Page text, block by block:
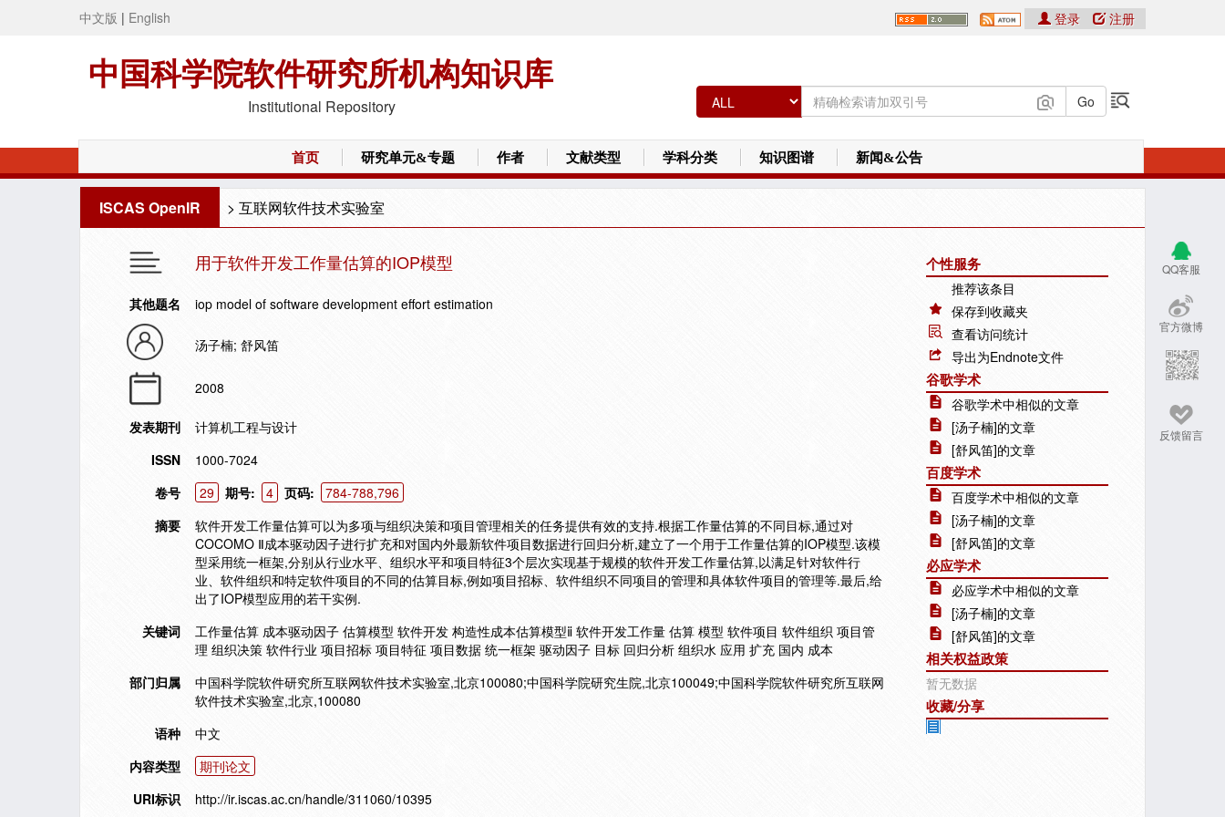
中文版 | English
中国科学院软件研究所机构知识库
Institutional Repository
登录 注册
首页 研究单元&专题 作者 文献类型 学科分类 知识图谱 新闻&公告
ISCAS OpenIR > 互联网软件技术实验室
QQ客服
官方微博
反馈留言
用于软件开发工作量估算的IOP模型
其他题名 iop model of software development effort estimation
汤子楠; 舒风笛
2008
发表期刊
计算机工程与设计
ISSN
1000-7024
卷号
29 期号: 4 页码:
784-788,796
摘要
软件开发工作量估算可以为多项与组织决策和项目管理相关的任务提供有效的支持.根据工作量估算的不同目标,通过对
COCOMO Ⅱ成本驱动因子进行扩充和对国内外最新软件项目数据进行回归分析,建立了一个用于工作量估算的IOP模型.该模
型采用统一框架,分别从行业水平、组织水平和项目特征3个层次实现基于规模的软件开发工作量估算,以满足针对软件行
业、软件组织和特定软件项目的不同的估算目标,例如项目招标、软件组织不同项目的管理和具体软件项目的管理等.最后,给
出了IOP模型应用的若干实例.
关键词
工作量估算 成本驱动因子 估算模型 软件开发 构造性成本估算模型ⅱ 软件开发工作量 估算 模型 软件项目 软件组织 项目管
理 组织决策 软件行业 项目招标 项目特征 项目数据 统一框架 驱动因子 目标 回归分析 组织水 应用 扩充 国内 成本
部门归属
中国科学院软件研究所互联网软件技术实验室,北京100080;中国科学院研究生院,北京100049;中国科学院软件研究所互联网
软件技术实验室,北京,100080
语种
中文
内容类型
期刊论文
URI标识
http://ir.iscas.ac.cn/handle/311060/10395
个性服务
推荐该条目
保存到收藏夹
查看访问统计
导出为Endnote文件
谷歌学术
谷歌学术中相似的文章
[汤子楠]的文章
[舒风笛]的文章
百度学术
百度学术中相似的文章
[汤子楠]的文章
[舒风笛]的文章
必应学术
必应学术中相似的文章
[汤子楠]的文章
[舒风笛]的文章
相关权益政策
暂无数据
收藏/分享